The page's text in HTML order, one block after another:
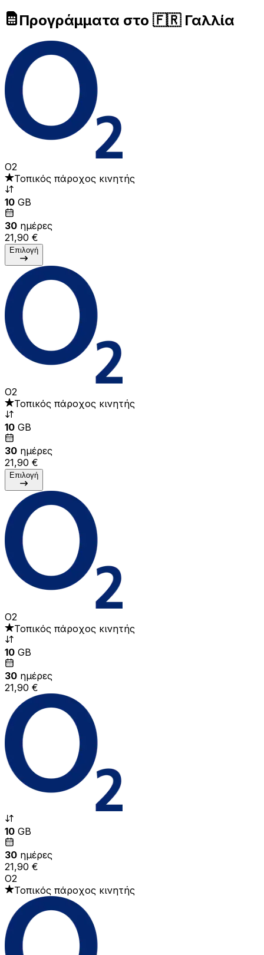
Προγράμματα στο 🇫🇷 Γαλλία
O2
Τοπικός πάροχος κινητής
10 GB
30 ημέρες
21,90 €
Επιλογή
O2
Τοπικός πάροχος κινητής
10 GB
30 ημέρες
21,90 €
Επιλογή
O2
Τοπικός πάροχος κινητής
10 GB
30 ημέρες
21,90 €
10 GB
30 ημέρες
21,90 €
O2
Τοπικός πάροχος κινητής